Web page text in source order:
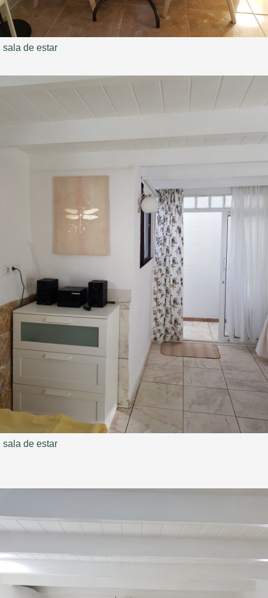
sala de estar
sala de estar